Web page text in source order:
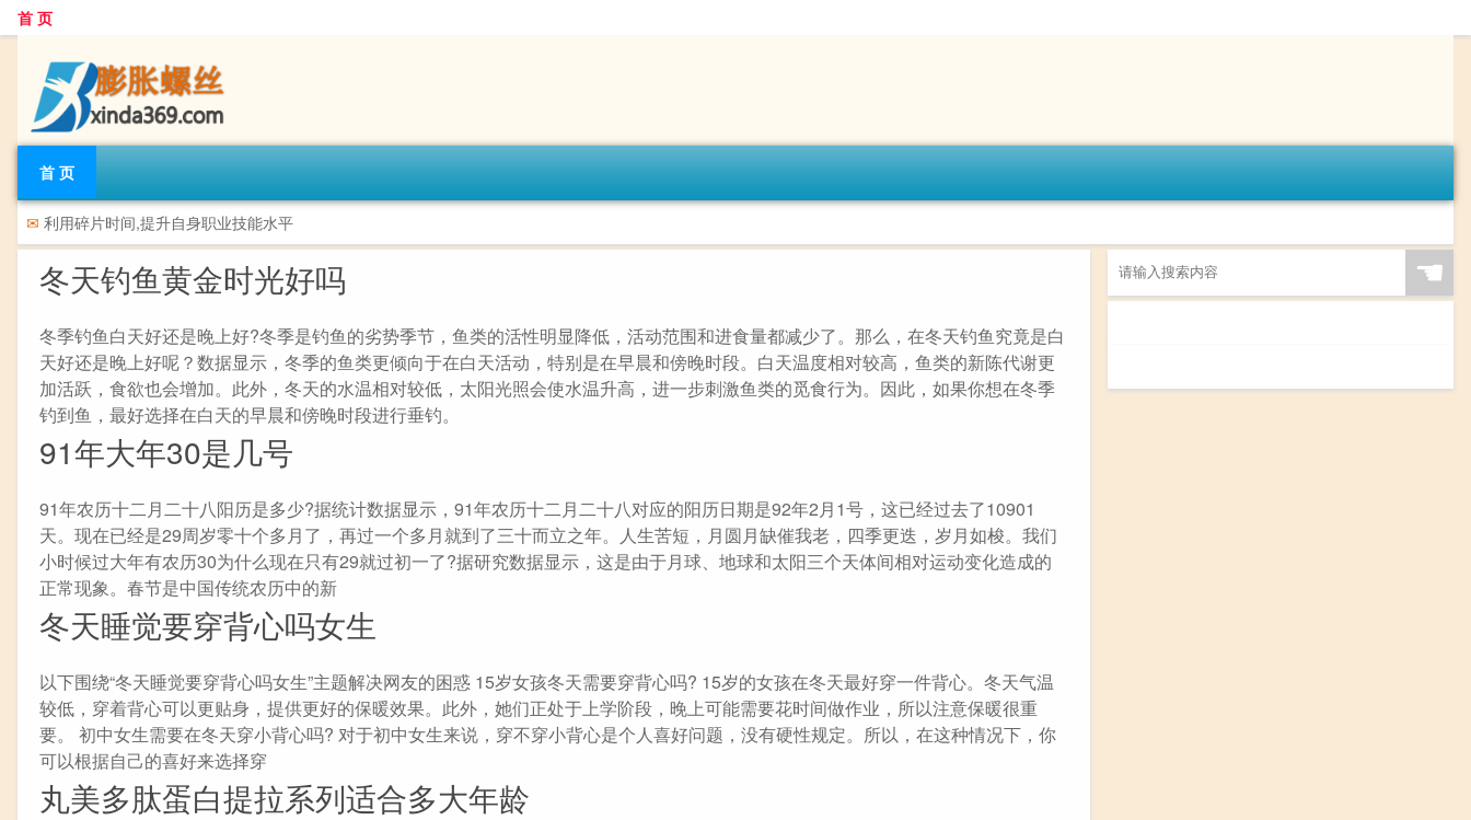
首 页
首 页
✉ 利用碎片时间,提升自身职业技能水平
冬天钓鱼黄金时光好吗
冬季钓鱼白天好还是晚上好?冬季是钓鱼的劣势季节，鱼类的活性明显降低，活动范围和进食量都减少了。那么，在冬天钓鱼究竟是白
天好还是晚上好呢？数据显示，冬季的鱼类更倾向于在白天活动，特别是在早晨和傍晚时段。白天温度相对较高，鱼类的新陈代谢更
加活跃，食欲也会增加。此外，冬天的水温相对较低，太阳光照会使水温升高，进一步刺激鱼类的觅食行为。因此，如果你想在冬季
钓到鱼，最好选择在白天的早晨和傍晚时段进行垂钓。
91年大年30是几号
91年农历十二月二十八阳历是多少?据统计数据显示，91年农历十二月二十八对应的阳历日期是92年2月1号，这已经过去了10901
天。现在已经是29周岁零十个多月了，再过一个多月就到了三十而立之年。人生苦短，月圆月缺催我老，四季更迭，岁月如梭。我们
小时候过大年有农历30为什么现在只有29就过初一了?据研究数据显示，这是由于月球、地球和太阳三个天体间相对运动变化造成的
正常现象。春节是中国传统农历中的新
冬天睡觉要穿背心吗女生
以下围绕“冬天睡觉要穿背心吗女生”主题解决网友的困惑 15岁女孩冬天需要穿背心吗? 15岁的女孩在冬天最好穿一件背心。冬天气温
较低，穿着背心可以更贴身，提供更好的保暖效果。此外，她们正处于上学阶段，晚上可能需要花时间做作业，所以注意保暖很重
要。 初中女生需要在冬天穿小背心吗? 对于初中女生来说，穿不穿小背心是个人喜好问题，没有硬性规定。所以，在这种情况下，你
可以根据自己的喜好来选择穿
丸美多肽蛋白提拉系列适合多大年龄
☚